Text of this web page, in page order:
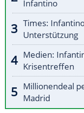
Infantino
Times:
Unterstützung
Medien:
Krisentreffen
Millionendeal
Madrid